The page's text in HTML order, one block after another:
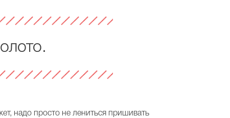
надо просто не лениться пришивать